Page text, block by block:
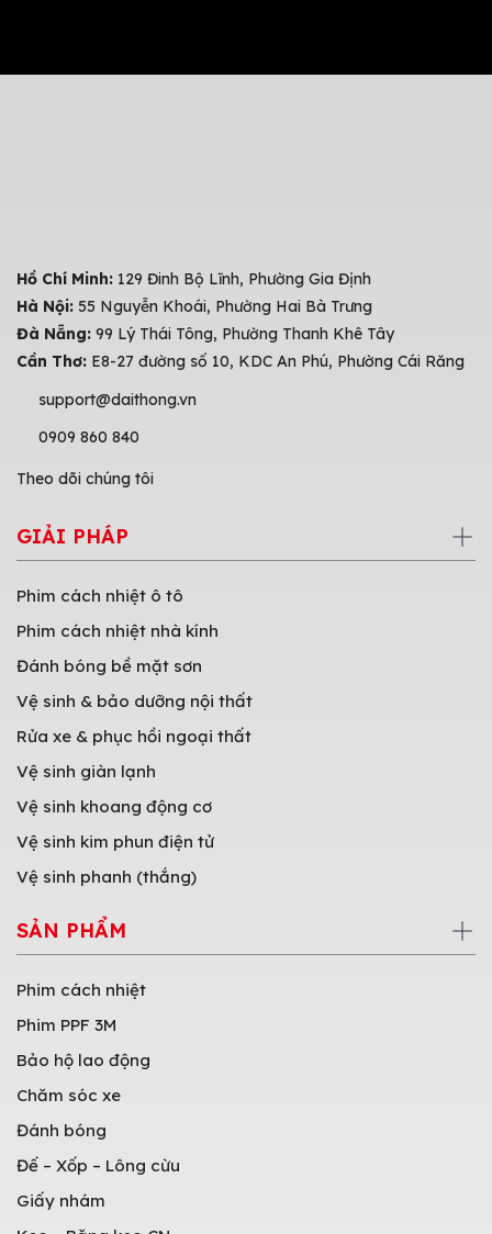
Hồ Chí Minh: 129 Đinh Bộ Lĩnh, Phường Gia Định
Hà Nội: 55 Nguyễn Khoái, Phường Hai Bà Trưng
Đà Nẵng: 99 Lý Thái Tông, Phường Thanh Khê Tây
Cần Thơ: E8-27 đường số 10, KDC An Phú, Phường Cái Răng
support@daithong.vn
0909 860 840
Theo dõi chúng tôi
GIẢI PHÁP
Phim cách nhiệt ô tô
Phim cách nhiệt nhà kính
Đánh bóng bề mặt sơn
Vệ sinh & bảo dưỡng nội thất
Rửa xe & phục hồi ngoại thất
Vệ sinh giàn lạnh
Vệ sinh khoang động cơ
Vệ sinh kim phun điện tử
Vệ sinh phanh (thắng)
SẢN PHẨM
Phim cách nhiệt
Phim PPF 3M
Bảo hộ lao động
Chăm sóc xe
Đánh bóng
Đế – Xốp – Lông cừu
Giấy nhám